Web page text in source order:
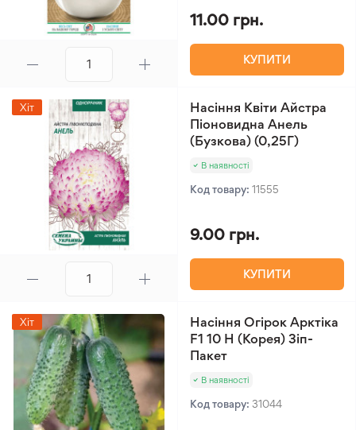
11.00 грн.
КУПИТИ
Хіт
Насіння Квіти Айстра
Піоновидна Анель
(Бузкова) (0,25Г)
В наявності
Код товару: 11555
9.00 грн.
КУПИТИ
Хіт
Насіння Огірок Арктіка
F1 10 Н (Корея) Зіп-
Пакет
В наявності
Код товару: 31044